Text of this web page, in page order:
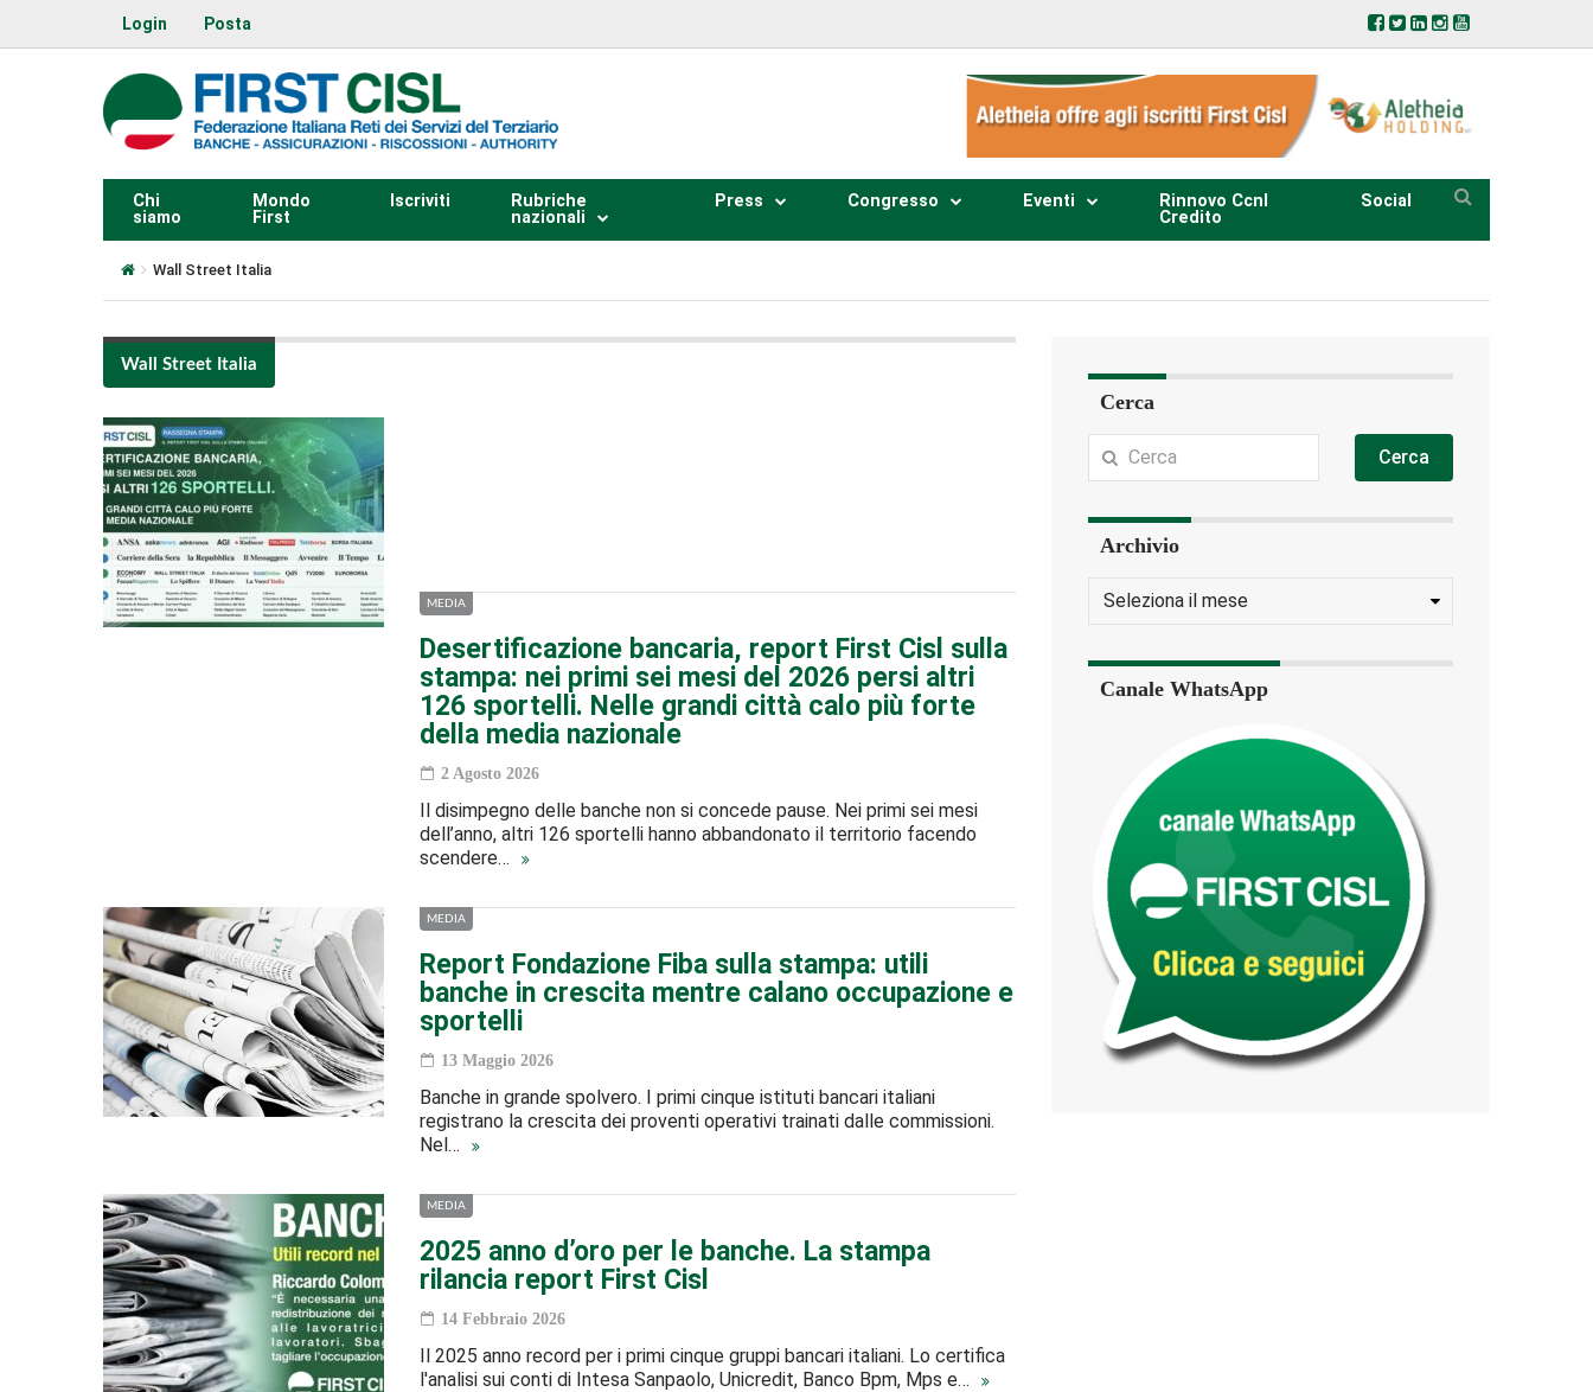
Login Posta
Chi
siamo
Mondo
First
Iscriviti
Rubriche
nazionali
Press Congresso Eventi
Rinnovo Ccnl
Credito
Social
Wall Street Italia
Wall Street Italia
MEDIA
Desertificazione bancaria, report First Cisl sulla
stampa: nei primi sei mesi del 2026 persi altri
126 sportelli. Nelle grandi città calo più forte
della media nazionale
2 Agosto 2026
Il disimpegno delle banche non si concede pause. Nei primi sei mesi
dell’anno, altri 126 sportelli hanno abbandonato il territorio facendo
scendere…
MEDIA
Report Fondazione Fiba sulla stampa: utili
banche in crescita mentre calano occupazione e
sportelli
13 Maggio 2026
Banche in grande spolvero. I primi cinque istituti bancari italiani
registrano la crescita dei proventi operativi trainati dalle commissioni.
Nel…
MEDIA
2025 anno d’oro per le banche. La stampa
rilancia report First Cisl
14 Febbraio 2026
Il 2025 anno record per i primi cinque gruppi bancari italiani. Lo certifica
l'analisi sui conti di Intesa Sanpaolo, Unicredit, Banco Bpm, Mps e…
Cerca
Cerca
Archivio
Canale WhatsApp